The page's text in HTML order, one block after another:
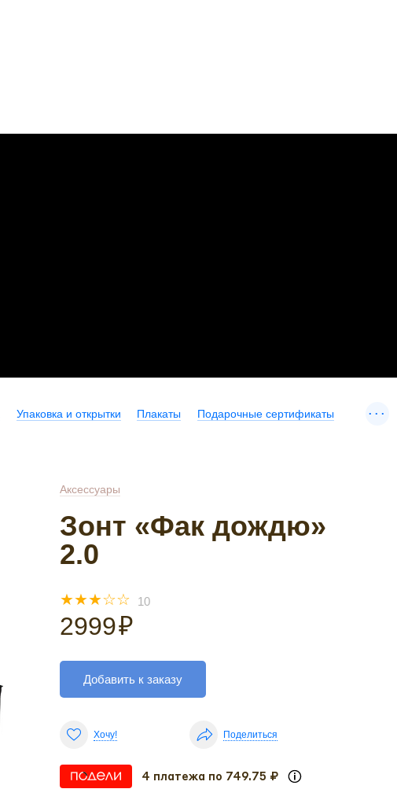
Упаковка и открытки Плакаты Подарочные сертификаты ...
Аксессуары
Зонт «Фак дождю»
2.0
☆
☆
☆
☆
☆ 10
2999₽
Добавить к заказу
Хочу! Поделиться
4 платежа по 749.75 ₽